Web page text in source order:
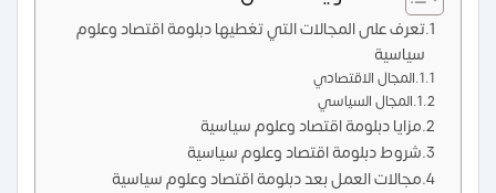
تعرف على المجالات التي تغطيها دبلومة اقتصاد وعلوم
سياسية
المجال الاقتصادي
المجال السياسي
مزايا دبلومة اقتصاد وعلوم سياسية
شروط دبلومة اقتصاد وعلوم سياسية
مجالات العمل بعد دبلومة اقتصاد وعلوم سياسية